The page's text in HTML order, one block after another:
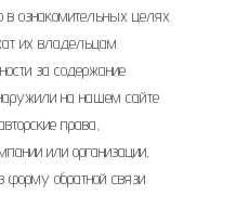
в ознакомительных целях.
их владельцам.
за содержание
на нашем сайте
права,
или организации,
обратной связи.